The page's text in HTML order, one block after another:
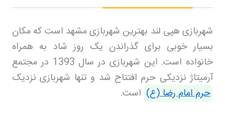
شهربازی هپی لند بهترین شهربازی مشهد است که مکان
بسیار خوبی برای گذراندن یک روز شاد به همراه
خانواده است. این شهربازی در سال 1393 در مجتمع
آرمیتاژ نزدیکی حرم افتتاح شد و تنها شهربازی نزدیک
حرم امام رضا (ع) است.